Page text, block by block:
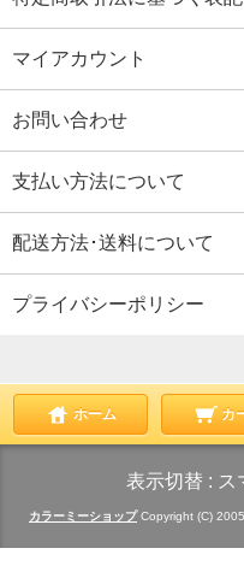
マイアカウント
お問い合わせ
支払い方法について
配送方法･送料について
プライバシーポリシー
ホーム カ
表示切替 : ス
カラーミーショップCopyright (C)